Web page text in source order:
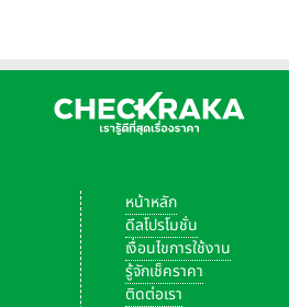
หน้าหลัก
ดีลโปรโมชั่น
เงื่อนไขการใช้งาน
รู้จักเช็คราคา
ติดต่อเรา